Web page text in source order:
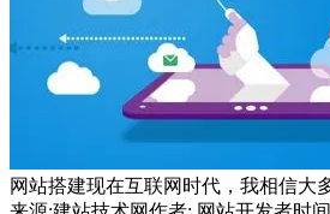
网站搭建现在互联网时代，我相信大